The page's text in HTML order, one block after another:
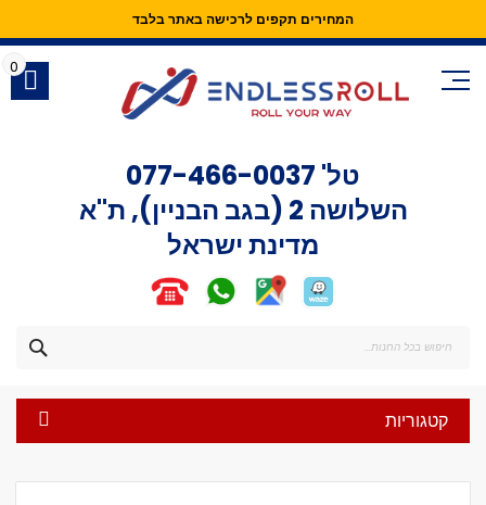
המחירים תקפים לרכישה באתר בלבד
Skip
Content
טל' 077-466-0037
השלושה 2 (בגב הבניין), ת"א
מדינת ישראל
0
קטגוריות